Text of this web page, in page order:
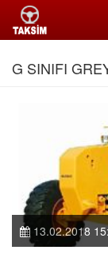
G SINIFI
13.02.2018